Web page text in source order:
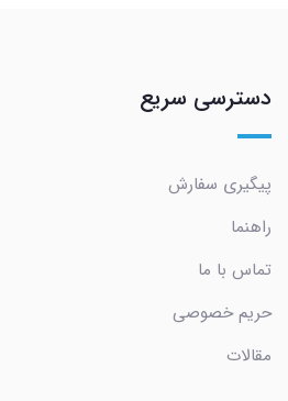
دسترسی سریع
پیگیری سفارش
راهنما
تماس با ما
حریم خصوصی
مقالات